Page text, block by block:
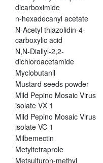
dicarboximide
n-hexadecanyl acetate
N-Acetyl thiazolidin-4-
carboxylic acid
N,N-Diallyl-2,2-
dichloroacetamide
Myclobutanil
Mustard seeds powder
Mild Pepino Mosaic Virus
isolate VX 1
Mild Pepino Mosaic Virus
isolate VC 1
Milbemectin
Metyltetraprole
Metsulfuron-methyl